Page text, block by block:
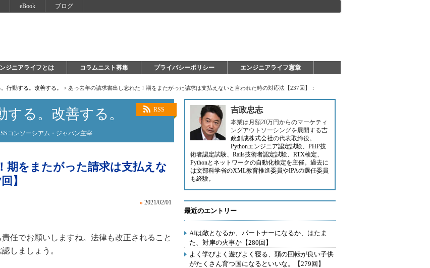
eBook ブログ
ジニアライフとは コラムニスト募集 プライバシーポリシー エンジニアライフ憲章
行動する。改善する。 > あっ去年の請求書出し忘れた！期をまたがった請求は支払えないと言われた時の対応法【237回】：
RSS
る。改善する。
コンソーシアム・ジャパン主宰
期をまたがった請求は支払えな
】
» 2021/02/01
任でお願いしますね。法律も改正されること
しましょう。
吉政忠志
本業は月額20万円からのマーケティ
ングアウトソーシングを展開する吉
政創成株式会社の代表取締役。
Pythonエンジニア認定試験、PHP技
術者認定試験、Rails技術者認定試験、RTX検定、
Pythonとネットワークの自動化検定を主催。過去に
は文部科学省のXML教育推進委員やIPAの選任委員
も経験。
最近のエントリー
AIは敵となるか、パートナーになるか、はたま
た、対岸の火事か【280回】
よく学びよく遊びよく寝る、頭の回転が良い子供
がたくさん育つ国になるといいな。【279回】